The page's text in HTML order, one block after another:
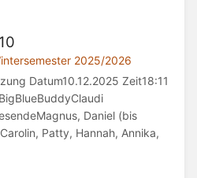
2025/2026
Datum10.12.2025 Zeit18:11
Daniel (bis
Patty, Hannah, Annika,